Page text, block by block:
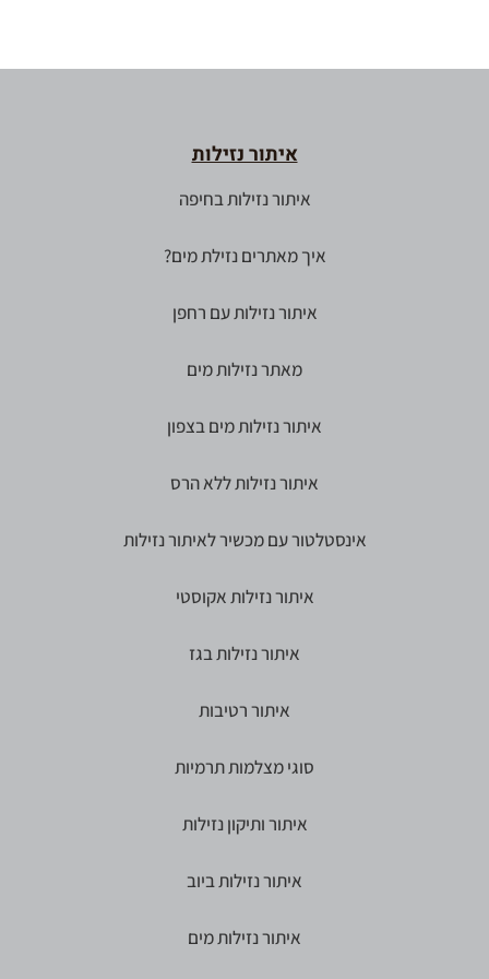
איתור נזילות
איתור נזילות בחיפה
איך מאתרים נזילת מים?
איתור נזילות עם רחפן
מאתר נזילות מים
איתור נזילות מים בצפון
איתור נזילות ללא הרס
אינסטלטור עם מכשיר לאיתור נזילות
איתור נזילות אקוסטי
איתור נזילות בגז
איתור רטיבות
סוגי מצלמות תרמיות
איתור ותיקון נזילות
איתור נזילות ביוב
איתור נזילות מים